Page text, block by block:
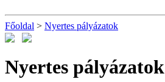
Főoldal > Nyertes pályázatok
Nyertes pályázatok